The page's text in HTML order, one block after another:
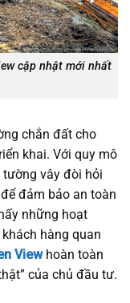
cập nhật mới nhất
chắn đất cho
khai. Với quy mô
tường vây đòi hỏi
đảm bảo an toàn
những hoạt
hàng quan
Viewhoàn toàn
của chủ đầu tư.